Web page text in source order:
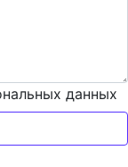
данных